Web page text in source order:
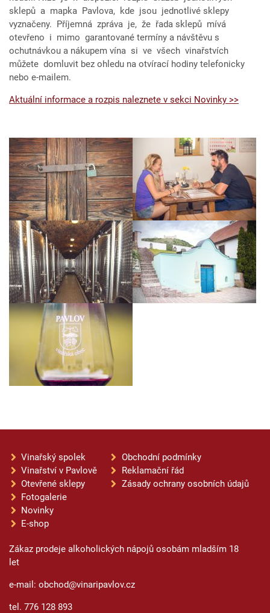
sklepů a mapka Pavlova, kde jsou jednotlivé sklepy
vyznačeny. Příjemná zpráva je, že řada sklepů mívá
otevřeno i mimo garantované termíny a návštěvu s
ochutnávkou a nákupem vína si ve všech vinařstvích
můžete domluvit bez ohledu na otvírací hodiny telefonicky
nebo e-mailem.
Aktuální informace a rozpis naleznete v sekci Novinky >>
Vinařský spolek
Vinařství v Pavlově
Otevřené sklepy
Fotogalerie
Novinky
E-shop
Obchodní podmínky
Reklamační řád
Zásady ochrany osobních údajů
Zákaz prodeje alkoholických nápojů osobám mladším 18
let
e-mail: obchod@vinaripavlov.cz
tel. 776 128 893